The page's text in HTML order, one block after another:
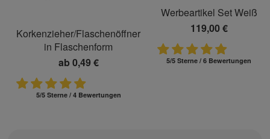
Korkenzieher/Flaschenöffner
in Flaschenform
ab 0,49 €
5/5 Sterne / 4 Bewertungen
Werbeartikel Set Weiß
119,00 €
5/5 Sterne / 6 Bewertungen